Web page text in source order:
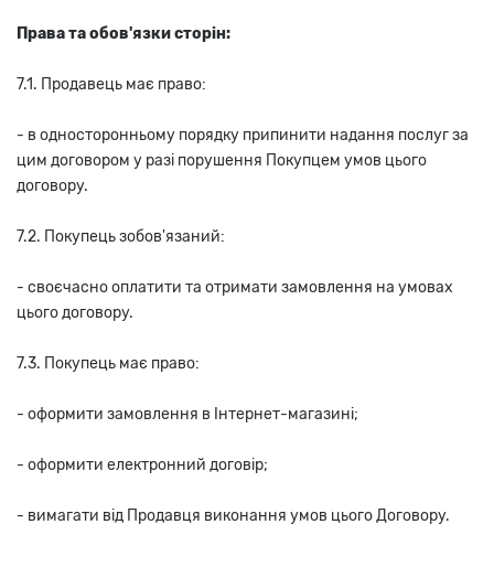
Права та обов'язки сторін:
7.1. Продавець має право:
- в односторонньому порядку припинити надання послуг за
цим договором у разі порушення Покупцем умов цього
договору.
7.2. Покупець зобов'язаний:
- своєчасно оплатити та отримати замовлення на умовах
цього договору.
7.3. Покупець має право:
- оформити замовлення в Інтернет-магазині;
- оформити електронний договір;
- вимагати від Продавця виконання умов цього Договору.